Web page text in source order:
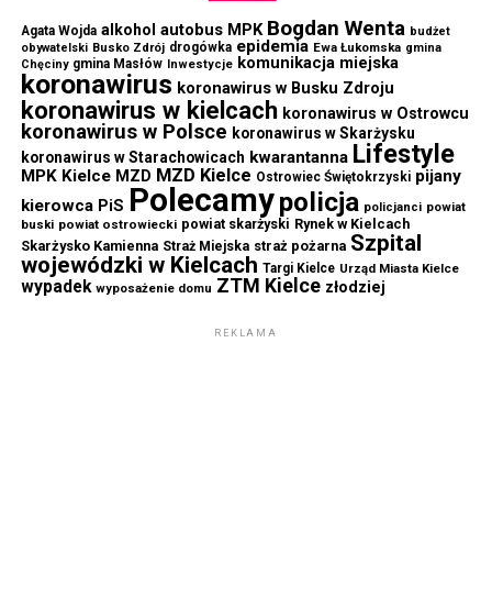
Agata Wojda alkohol autobus MPK Bogdan Wenta budżet
obywatelski Busko Zdrój drogówka epidemia Ewa Łukomska gmina
Chęciny gmina Masłów Inwestycje komunikacja miejska
koronawirus koronawirus w Busku Zdroju
koronawirus w kielcach koronawirus w Ostrowcu
koronawirus w Polsce koronawirus w Skarżysku
koronawirus w Starachowicach kwarantanna Lifestyle
MPK Kielce MZD MZD Kielce Ostrowiec Świętokrzyski pijany
kierowca PiS Polecamypolicja policjanci powiat
buski powiat ostrowiecki powiat skarżyski Rynek w Kielcach
Skarżysko Kamienna Straż Miejska straż pożarna Szpital
wojewódzki w Kielcach Targi Kielce Urząd Miasta Kielce
wypadek wyposażenie domu ZTM Kielce złodziej
REKLAMA